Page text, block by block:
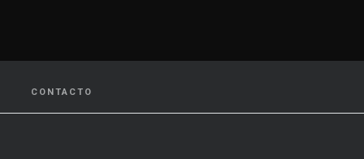
CONTACTO